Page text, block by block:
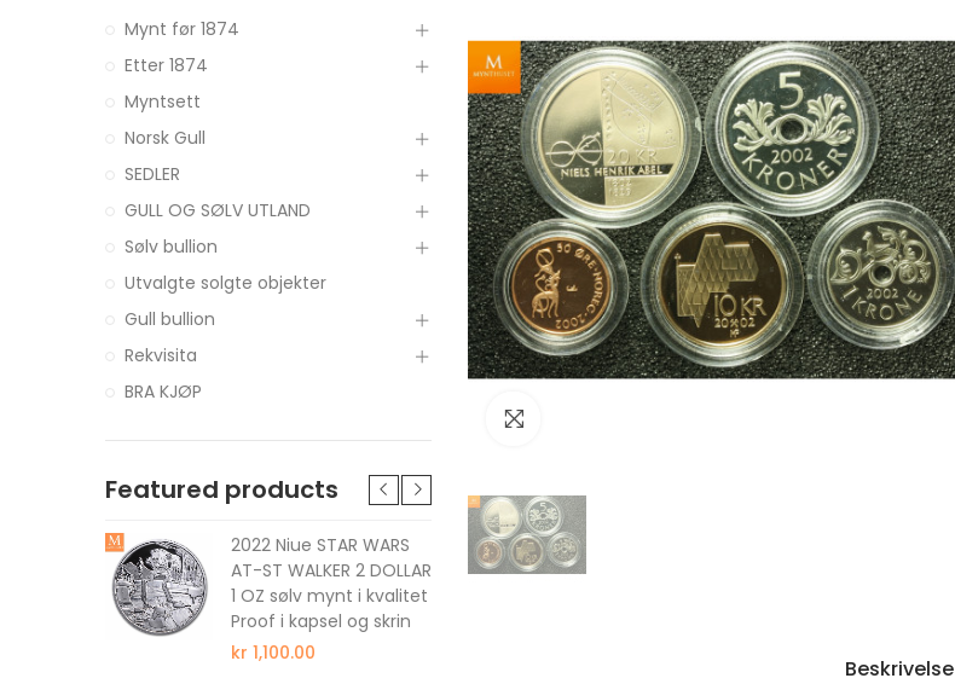
Beskrivelse
Mynt før 1874
Etter 1874
Myntsett
Norsk Gull
SEDLER
GULL OG SØLV UTLAND
Sølv bullion
Utvalgte solgte objekter
Gull bullion
Rekvisita
BRA KJØP
Featured products
2022 Niue STAR WARS
AT-ST WALKER 2 DOLLAR
1 OZ sølv mynt i kvalitet
Proof i kapsel og skrin
kr 1,100.00
Solar System 1 DOLLAR 1